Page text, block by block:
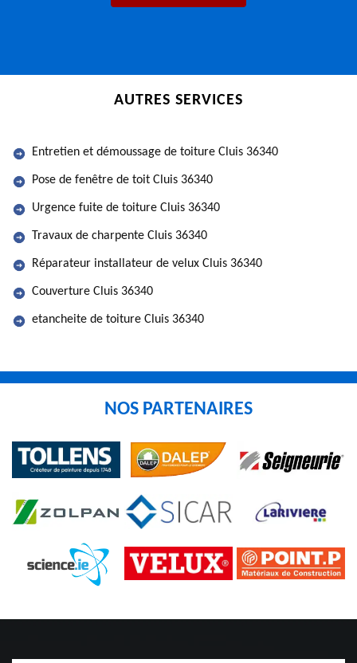
AUTRES SERVICES
Entretien et démoussage de toiture Cluis 36340
Pose de fenêtre de toit Cluis 36340
Urgence fuite de toiture Cluis 36340
Travaux de charpente Cluis 36340
Réparateur installateur de velux Cluis 36340
Couverture Cluis 36340
etancheite de toiture Cluis 36340
NOS PARTENAIRES